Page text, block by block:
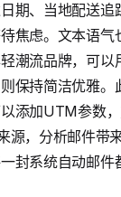
期、当地配送追
焦虑。文本语气
潮流品牌，可以
保持简洁优雅。
添加UTM参数
源，分析邮件带
封系统自动邮件